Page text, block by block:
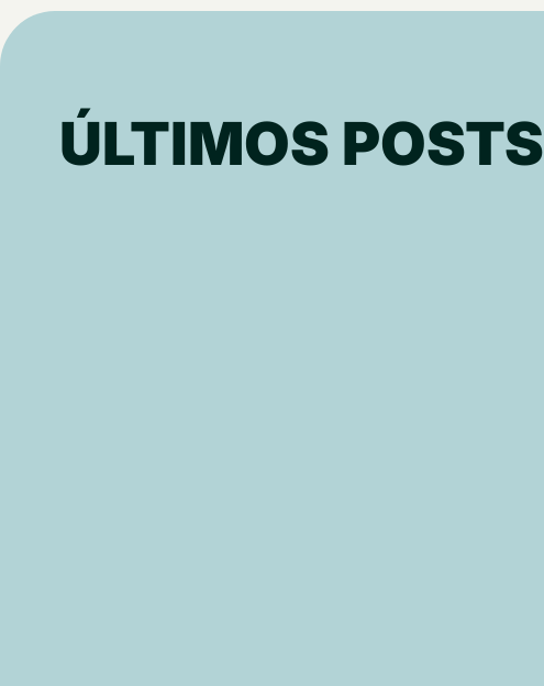
ÚLTIMOS POSTS